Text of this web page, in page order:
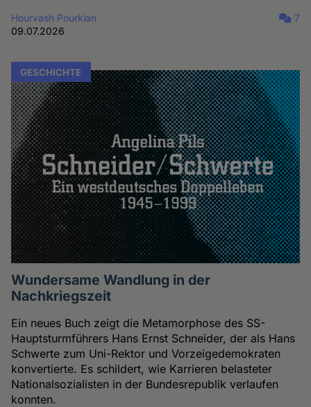
Hourvash Pourkian
09.07.2026
7
GESCHICHTE
Wundersame Wandlung in der
Nachkriegszeit
Ein neues Buch zeigt die Metamorphose des SS-
Hauptsturmführers Hans Ernst Schneider, der als Hans
Schwerte zum Uni-Rektor und Vorzeigedemokraten
konvertierte. Es schildert, wie Karrieren belasteter
Nationalsozialisten in der Bundesrepublik verlaufen
konnten.